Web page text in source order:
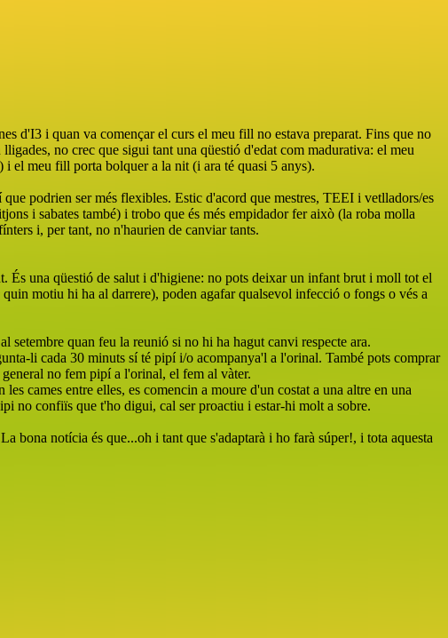
d'I3 i quan va començar el curs el meu fill no estava preparat. Fins que no
no crec que sigui tant una qüestió d'edat com madurativa: el meu
i el meu fill porta bolquer a la nit (i ara té quasi 5 anys).
podrien ser més flexibles. Estic d'acord que mestres, TEEI i vetlladors/es
i sabates també) i trobo que és més empidador fer això (la roba molla
i, per tant, no n'haurien de canviar tants.
És una qüestió de salut i d'higiene: no pots deixar un infant brut i moll tot el
motiu hi ha al darrere), poden agafar qualsevol infecció o fongs o vés a
quan feu la reunió si no hi ha hagut canvi respecte ara.
li cada 30 minuts sí té pipí i/o acompanya'l a l'orinal. També pots comprar
no fem pipí a l'orinal, el fem al vàter.
cames entre elles, es comencin a moure d'un costat a una altre en una
no confiïs que t'ho digui, cal ser proactiu i estar-hi molt a sobre.
bona notícia és que...oh i tant que s'adaptarà i ho farà súper!, i tota aquesta